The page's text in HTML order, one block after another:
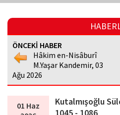
ÖNCEKİ HABER
Hâkim en-Nisâburî
M.Yaşar Kandemir, 03
Ağu 2026
01 Haz
Kutalmışoğlu